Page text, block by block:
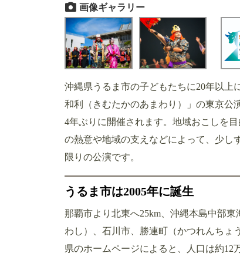
画像ギャラリー
沖縄県うるま市の子どもたちに20年以上
和利（きむたかのあまわり）」の東京公
4年ぶりに開催されます。地域おこしを
の熱意や地域の支えなどによって、少し
限りの公演です。
うるま市は2005年に誕生
那覇市より北東へ25km、沖縄本島中部
わし）、石川市、勝連町（かつれんちょ
県のホームページによると、人口は約12